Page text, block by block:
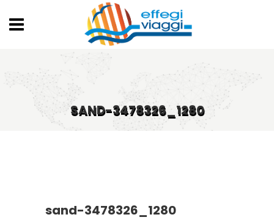
SAND-3478326_1280
sand-3478326_1280